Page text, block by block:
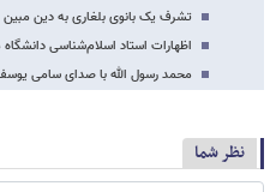
تشرف یک بانوی بلغاری به دین مبین
اظهارات استاد اسلام‌شناسی
محمد رسول الله با صدای سامی
نظر شما